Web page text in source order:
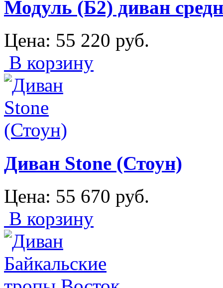
Модуль (Б2) диван
Цена: 55 220 руб.
В корзину
Диван Stone (Стоун)
Цена: 55 670 руб.
В корзину